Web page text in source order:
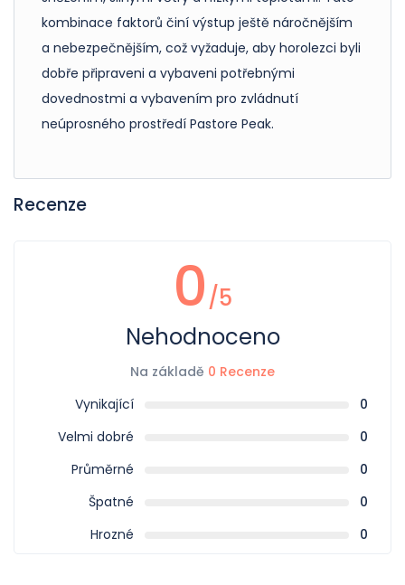
kombinace faktorů činí výstup ještě náročnějším
a nebezpečnějším, což vyžaduje, aby horolezci byli
dobře připraveni a vybaveni potřebnými
dovednostmi a vybavením pro zvládnutí
neúprosného prostředí Pastore Peak.
Recenze
0/5
Nehodnoceno
Na základě 0 Recenze
Vynikající
0
Velmi dobré
0
Průměrné
0
Špatné
0
Hrozné
0